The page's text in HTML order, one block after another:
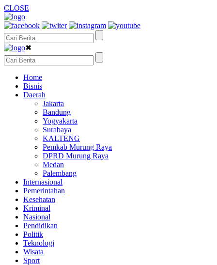
CLOSE
✖
Home
Bisnis
Daerah
Jakarta
Bandung
Yogyakarta
Surabaya
KALTENG
Pemkab Murung Raya
DPRD Murung Raya
Medan
Palembang
Internasional
Pemerintahan
Kesehatan
Kriminal
Nasional
Pendidikan
Politik
Teknologi
Wisata
Sport